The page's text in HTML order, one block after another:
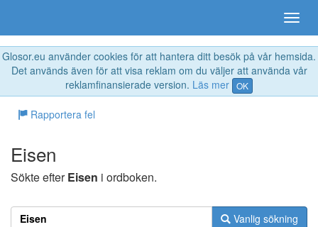
Glosor.eu använder cookies för att hantera ditt besök på vår hemsida.
Det används även för att visa reklam om du väljer att använda vår
reklamfinansierade version. Läs mer OK
Rapportera fel
Eisen
Sökte efterEisen i ordboken.
Vanlig sökning